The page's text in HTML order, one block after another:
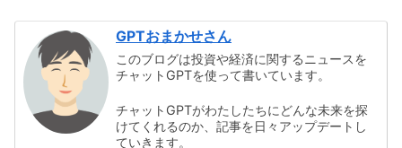
GPTおまかせさん
このブログは投資や経済に関するニュースを
チャットGPTを使って書いています。
チャットGPTがわたしたちにどんな未来を探
けてくれるのか、記事を日々アップデートし
ていきます。